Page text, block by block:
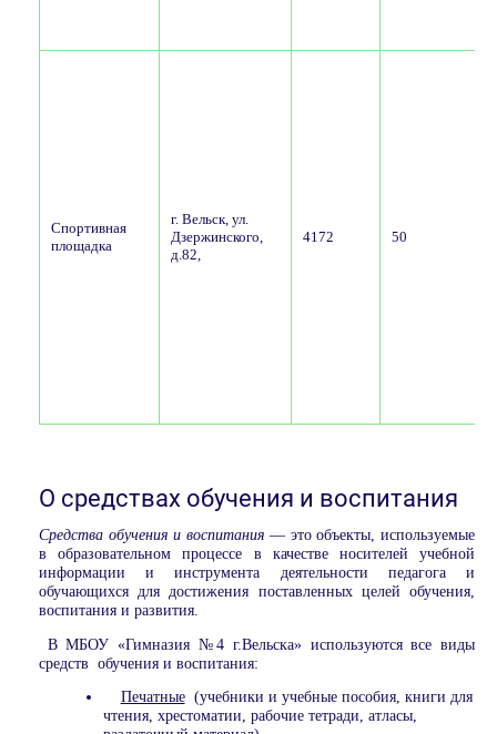
Спортивная
площадка
г. Вельск, ул.
Дзержинского,
д.82,
4172 50
О средствах обучения и воспитания
Средства обучения и воспитания — это объекты, используемые
в образовательном процессе в качестве носителей учебной
информации и инструмента деятельности педагога и
обучающихся для достижения поставленных целей обучения,
воспитания и развития.
В МБОУ «Гимназия №4 г.Вельска» используются все виды
средств обучения и воспитания:
Печатные(учебники и учебные пособия, книги для
чтения, хрестоматии, рабочие тетради, атласы,